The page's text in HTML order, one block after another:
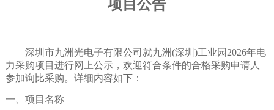
项目公告
深圳市九洲光电子有限公司 就九洲(深圳)工业园2026年电
力采购项目 进行网上公示，欢迎符合条件的合格采购申请人
参加询比采购。详细内容如下：
一、项 目名称